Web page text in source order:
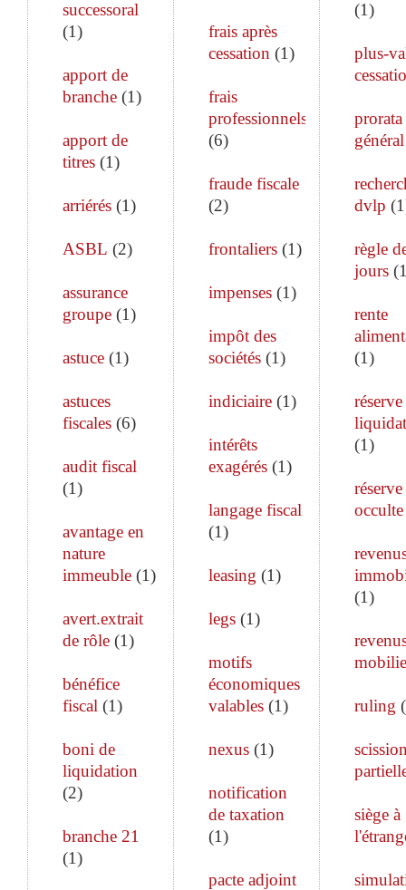
successoral
(1)
apport de
branche (1)
apport de
titres (1)
arriérés (1)
ASBL (2)
assurance
groupe (1)
astuce (1)
astuces
fiscales (6)
audit fiscal
(1)
avantage en
nature
immeuble (1)
avert.extrait
de rôle (1)
bénéfice
fiscal (1)
boni de
liquidation
(2)
branche 21
(1)
frais après
cessation (1)
frais
professionnels
(6)
fraude fiscale
(2)
frontaliers(1)
impenses(1)
impôt des
sociétés(1)
indiciaire(1)
intérêts
exagérés(1)
langage fiscal
(1)
leasing (1)
legs(1)
motifs
économiques
valables(1)
nexus(1)
notification
de taxation
(1)
pacte adjoint
(1)
plus-
prorata
général
dvlp (1
règle
jours(
rente
(1)
(1)
réserve
occulte
(1)
ruling (
siège à